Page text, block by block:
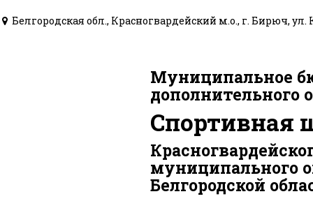
Белгородская обл., Красногвардейский м.о., г. Бирюч, ул.
Муниципальное
дополнительного
Спортивная
муниципального
Белгородской